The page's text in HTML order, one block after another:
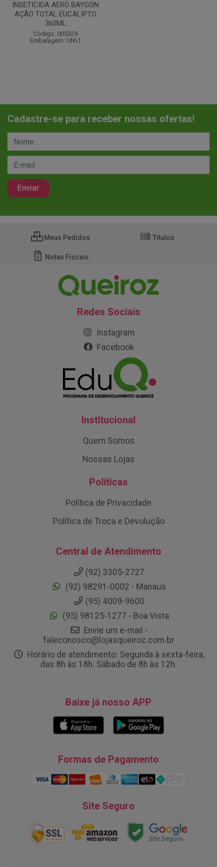
INSETICIDA AERO BAYGON
AÇÃO TOTAL EUCALIPTO
360ML
Código: 005329
Embalagem: UN\1
Cadastre-se para receber nossas ofertas!
Meus Pedidos Títulos
Notas Fiscais
Redes Sociais
Instagram
Facebook
Institucional
Quem Somos
Nossas Lojas
Políticas
Política de Privacidade
Política de Troca e Devolução
Central de Atendimento
(92) 3305-2727
(92) 98291-0002 - Manaus
(95) 4009-9600
(95) 98125-1277 - Boa Vista
Envie um e-mail -
faleconosco@lojasqueiroz.com.br
Horário de atendimento: Segunda à sexta-feira,
das 8h às 18h. Sábado de 8h às 12h.
Baixe já nosso APP
Formas de Pagamento
Site Seguro